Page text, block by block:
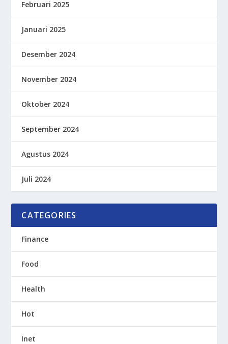
Februari 2025
Januari 2025
Desember 2024
November 2024
Oktober 2024
September 2024
Agustus 2024
Juli 2024
CATEGORIES
Finance
Food
Health
Hot
Inet